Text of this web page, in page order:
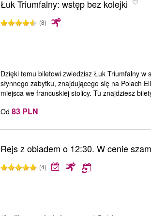
Łuk Triumfalny: wstęp bez kolejki
(8)
Dzięki temu biletowi zwiedzisz Łuk Triumfalny
słynnego zabytku, znajdującego się na Polach
miejsca we francuskiej stolicy. Tu znajdziesz
Od 83 PLN
Rejs z obiadem o 12:30. W cenie
(4)